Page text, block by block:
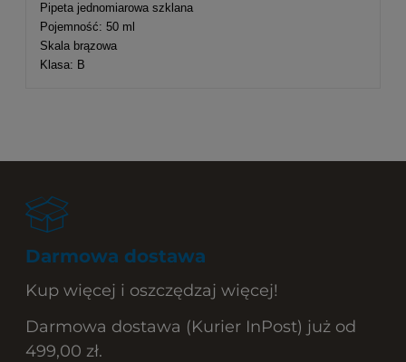
Pipeta jednomiarowa szklana
Pojemność: 50 ml
Skala brązowa
Klasa: B
Darmowa dostawa
Kup więcej i oszczędzaj więcej!
Darmowa dostawa (Kurier InPost) już od
499,00 zł.